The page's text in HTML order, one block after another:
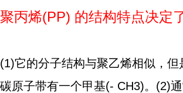
聚丙烯(PP) 的结构特点决定
(1)它的分子结构与聚乙烯相似，但
碳原子带有一个甲基(- CH3)。(2)